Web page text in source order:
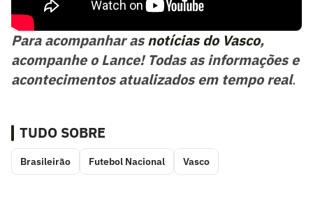
Para acompanhar asnotícias do Vasco,
acompanhe o Lance! Todas as informações e
acontecimentos atualizados em tempo real.
TUDO SOBRE
Brasileirão Futebol Nacional Vasco